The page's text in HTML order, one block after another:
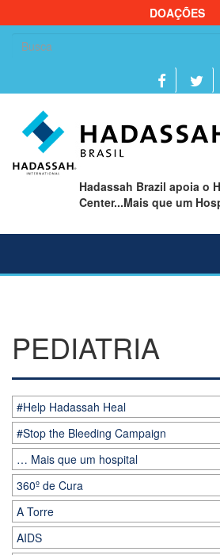
DOAÇÕES
Hadassah Brazil apoia o
Center...Mais que um
PEDIATRIA
#Help Hadassah Heal
#Stop the Bleeding Campaign
… Mais que um hospital
360º de Cura
A Torre
AIDS